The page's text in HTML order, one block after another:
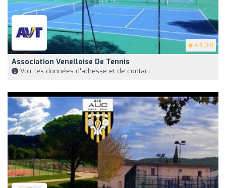
4.9 (14)
Association Venelloise De Tennis
Voir les données d'adresse et de contact